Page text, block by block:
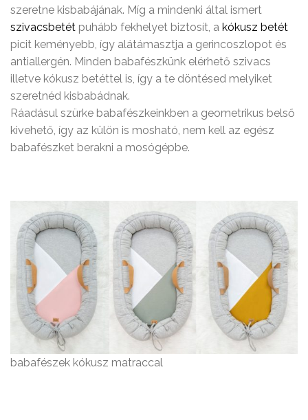
szeretne kisbabájának. Míg a mindenki által ismert
szivacsbetét puhább fekhelyet biztosít, a kókusz betét
picit keményebb, így alátámasztja a gerincoszlopot és
antiallergén. Minden babafészkünk elérhető szivacs
illetve kókusz betéttel is, így a te döntésed melyiket
szeretnéd kisbabádnak.
Ráadásul szürke babafészkeinkben a geometrikus belső
kivehető, így az külön is mosható, nem kell az egész
babafészket berakni a mosógépbe.
babafészek kókusz matraccal